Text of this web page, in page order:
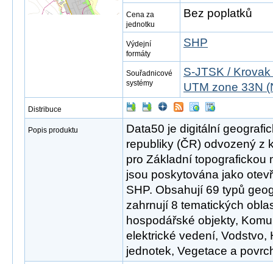
Cena za
jednotku
Bez poplatků
Výdejní
formáty
SHP
Souřadnicové
systémy
S-JTSK /
UTM zone 33N
Distribuce
Popis produktu
Data50 je digitální
republiky (ČR) odvozený z
pro Základní topografickou
jsou poskytována jako
SHP. Obsahují 69 typů
zahrnují 8 tematických
hospodářské objekty,
elektrické vedení, Vodstvo,
jednotek, Vegetace a